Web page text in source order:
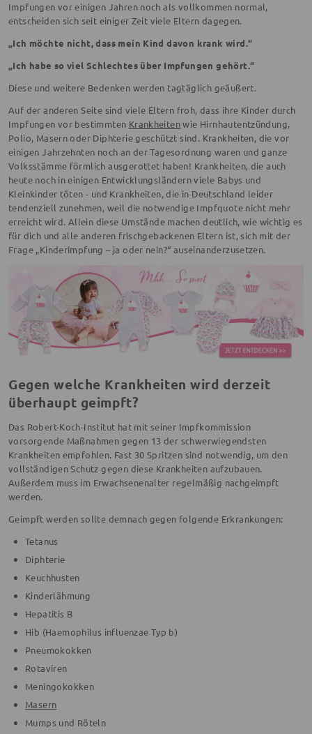
Impfungen vor einigen Jahren noch als vollkommen normal,
entscheiden sich seit einiger Zeit viele Eltern dagegen.
„Ich möchte nicht, dass mein Kind davon krank wird.“
„Ich habe so viel Schlechtes über Impfungen gehört.“
Diese und weitere Bedenken werden tagtäglich geäußert.
Auf der anderen Seite sind viele Eltern froh, dass ihre Kinder durch
Impfungen vor bestimmten Krankheitenwie Hirnhautentzündung,
Polio, Masern oder Diphterie geschützt sind. Krankheiten, die vor
einigen Jahrzehnten noch an der Tagesordnung waren und ganze
Volksstämme förmlich ausgerottet haben! Krankheiten, die auch
heute noch in einigen Entwicklungsländern viele Babys und
Kleinkinder töten - und Krankheiten, die in Deutschland leider
tendenziell zunehmen, weil die notwendige Impfquote nicht mehr
erreicht wird. Allein diese Umstände machen deutlich, wie wichtig es
für dich und alle anderen frischgebackenen Eltern ist, sich mit der
Frage „Kinderimpfung – ja oder nein?“ auseinanderzusetzen.
Gegen welche Krankheiten wird derzeit
überhaupt geimpft?
Das Robert-Koch-Institut hat mit seiner Impfkommission
vorsorgende Maßnahmen gegen 13 der schwerwiegendsten
Krankheiten empfohlen. Fast 30 Spritzen sind notwendig, um den
vollständigen Schutz gegen diese Krankheiten aufzubauen.
Außerdem muss im Erwachsenenalter regelmäßig nachgeimpft
werden.
Geimpft werden sollte demnach gegen folgende Erkrankungen:
Tetanus
Diphterie
Keuchhusten
Kinderlähmung
Hepatitis B
Hib (Haemophilus influenzae Typ b)
Pneumokokken
Rotaviren
Meningokokken
Masern
Mumps und Röteln